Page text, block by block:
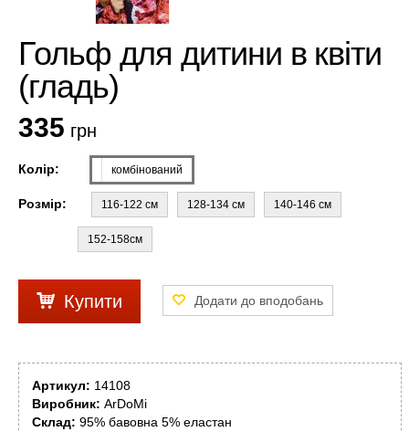
Гольф для дитини в квіти
(гладь)
335 грн
Колір: комбінований
Розмір: 116-122 см 128-134 см 140-146 см
152-158см
Купити
Артикул: 14108
Виробник: ArDoMi
Склад: 95% бавовна 5% еластан